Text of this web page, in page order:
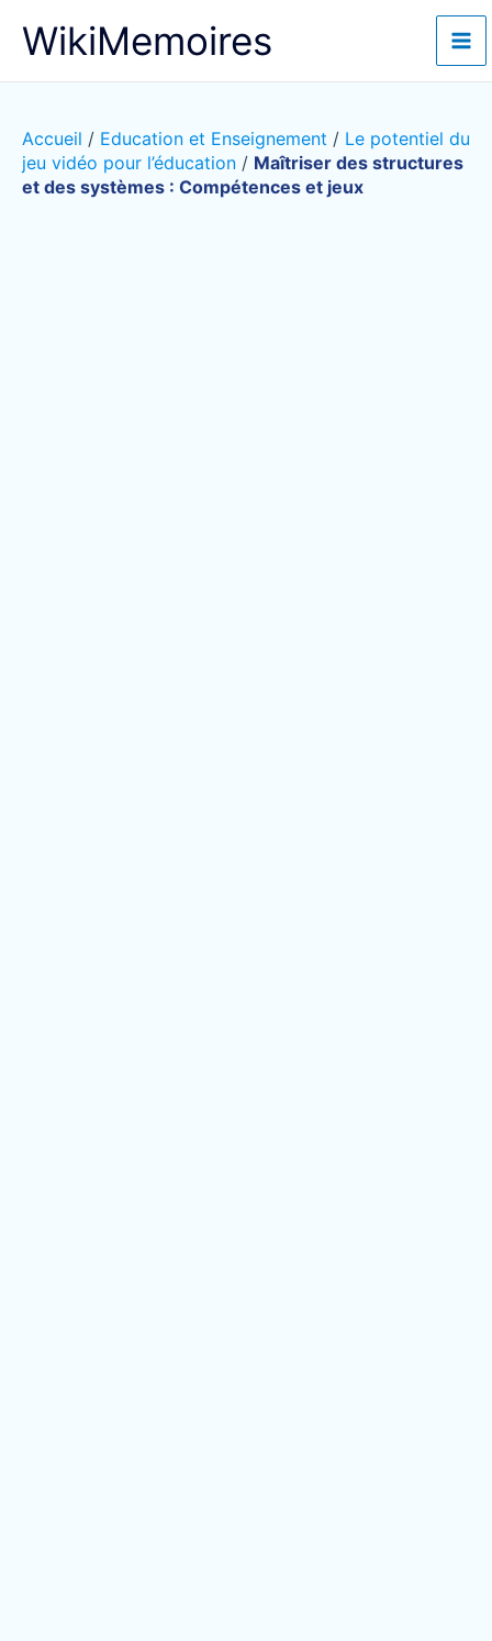
WikiMemoires
Accueil / Education et Enseignement / Le potentiel du
jeu vidéo pour l’éducation / Maîtriser des structures
et des systèmes : Compétences et jeux